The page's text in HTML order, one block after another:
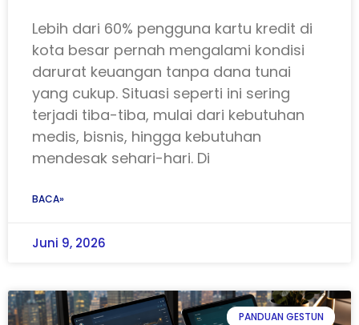
Lebih dari 60% pengguna kartu kredit di
kota besar pernah mengalami kondisi
darurat keuangan tanpa dana tunai
yang cukup. Situasi seperti ini sering
terjadi tiba-tiba, mulai dari kebutuhan
medis, bisnis, hingga kebutuhan
mendesak sehari-hari. Di
BACA»
Juni 9, 2026
PANDUAN GESTUN